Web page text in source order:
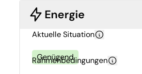
Energie
Aktuelle Situation
Genügend
Rahmenbedingungen